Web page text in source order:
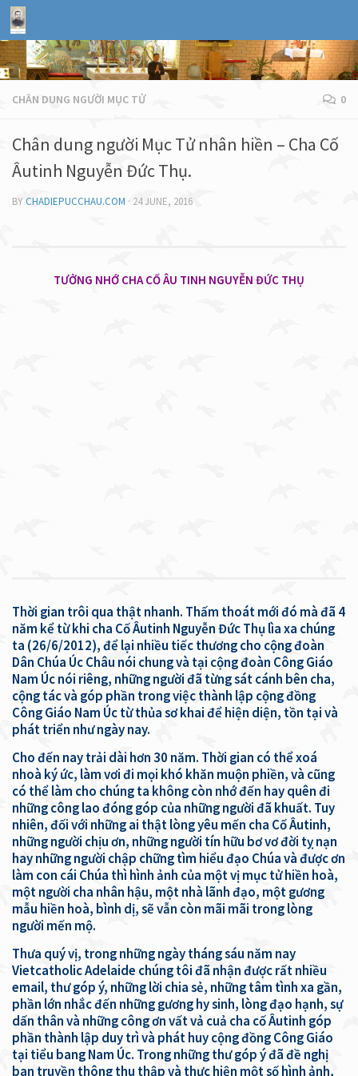
CHÂN DUNG NGƯỜI MỤC TỬ 0
Chân dung người Mục Tử nhân hiền – Cha Cố
Âutinh Nguyễn Đức Thụ.
BY CHADIEPUCCHAU.COM · 24 JUNE, 2016
TƯỞNG NHỚ CHA CỐ ÂU TINH NGUYỄN ĐỨC THỤ
Thời gian trôi qua thật nhanh. Thấm thoát mới đó mà đã 4
năm kể từ khi cha Cố Âutinh Nguyễn Đức Thụ lìa xa chúng
ta (26/6/2012), để lại nhiều tiếc thương cho cộng đoàn
Dân Chúa Úc Châu nói chung và tại cộng đoàn Công Giáo
Nam Úc nói riêng, những người đã từng sát cánh bên cha,
cộng tác và góp phần trong việc thành lập cộng đồng
Công Giáo Nam Úc từ thủa sơ khai để hiện diện, tồn tại và
phát triển như ngày nay.
Cho đến nay trải dài hơn 30 năm. Thời gian có thể xoá
nhoà ký ức, làm vơi đi mọi khó khăn muộn phiền, và cũng
có thể làm cho chúng ta không còn nhớ đến hay quên đi
những công lao đóng góp của những người đã khuất. Tuy
nhiên, đối với những ai thật lòng yêu mến cha Cố Âutinh,
những người chịu ơn, những người tín hữu bơ vơ đời tỵ nạn
hay những người chập chững tìm hiểu đạo Chúa và được ơn
làm con cái Chúa thì hình ảnh của một vị mục tử hiền hoà,
một người cha nhân hậu, một nhà lãnh đạo, một gương
mẫu hiền hoà, bình dị, sẽ vẫn còn mãi mãi trong lòng
người mến mộ.
Thưa quý vị, trong những ngày tháng sáu năm nay
Vietcatholic Adelaide chúng tôi đã nhận được rất nhiều
email, thư góp ý, những lời chia sẻ, những tâm tình xa gần,
phần lớn nhắc đến những gương hy sinh, lòng đạo hạnh, sự
dấn thân và những công ơn vất vả cuả cha cố Âutinh góp
phần thành lập duy trì và phát huy cộng đồng Công Giáo
tại tiểu bang Nam Úc. Trong những thư góp ý đã đề nghị
ban truyền thông thu thập và thực hiện một số hình ảnh,